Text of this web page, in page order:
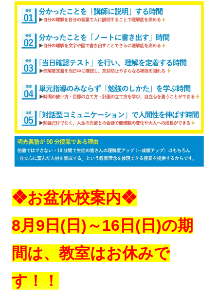
❖お盆休校案内❖
8月9日(日)～16日(日)の期
間は、教室はお休みで
す！！